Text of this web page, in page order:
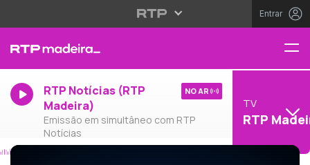
Entrar
RTP Notícias (RTP
Madeira)
Emissão em simultâneo com RTP
Notícias
NO AR
TV
RTP